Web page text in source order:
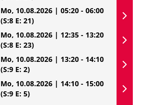
Mo, 10.08.2026 | 05:20 - 06:00
(S:8 E: 21)
Mo, 10.08.2026 | 12:35 - 13:20
(S:8 E: 23)
Mo, 10.08.2026 | 13:20 - 14:10
(S:9 E: 2)
Mo, 10.08.2026 | 14:10 - 15:00
(S:9 E: 5)